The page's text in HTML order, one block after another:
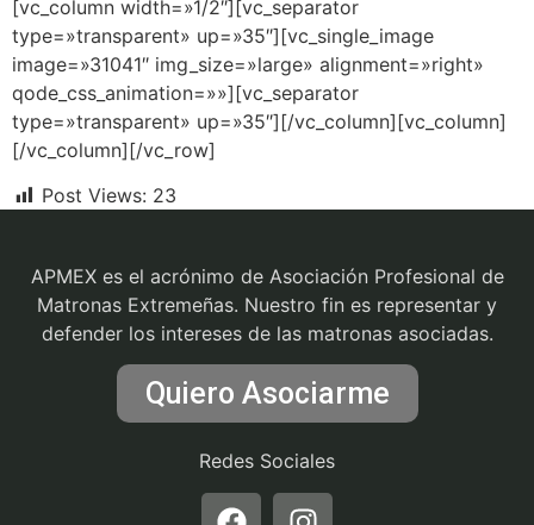
[vc_column width=»1/2″][vc_separator
type=»transparent» up=»35″][vc_single_image
image=»31041″ img_size=»large» alignment=»right»
qode_css_animation=»»][vc_separator
type=»transparent» up=»35″][/vc_column][vc_column]
[/vc_column][/vc_row]
Post Views: 23
APMEX es el acrónimo de Asociación Profesional de
Matronas Extremeñas. Nuestro fin es representar y
defender los intereses de las matronas asociadas.
Quiero Asociarme
Redes Sociales